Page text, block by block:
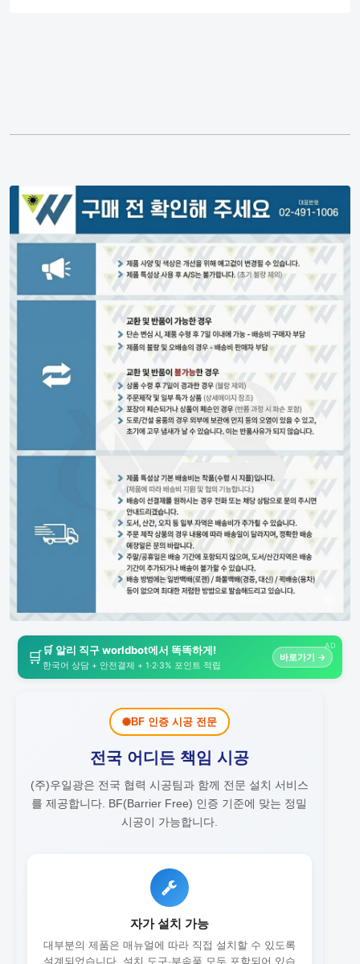
AD
🛒🛒 알리 직구 worldbot에서 똑똑하게!
한국어 상담 + 안전결제 + 1·2·3% 포인트 적립
바로가기 →
BF 인증 시공 전문
전국 어디든 책임 시공
(주)우일광은 전국 협력 시공팀과 함께 전문 설치 서비스
를 제공합니다.
BF(Barrier Free) 인증 기준에 맞는 정밀
시공이 가능합니다.
자가 설치 가능
대부분의 제품은 매뉴얼에 따라 직접 설치할 수 있도록
설계되었습니다. 설치 도구·부속품 모두 포함되어 있습